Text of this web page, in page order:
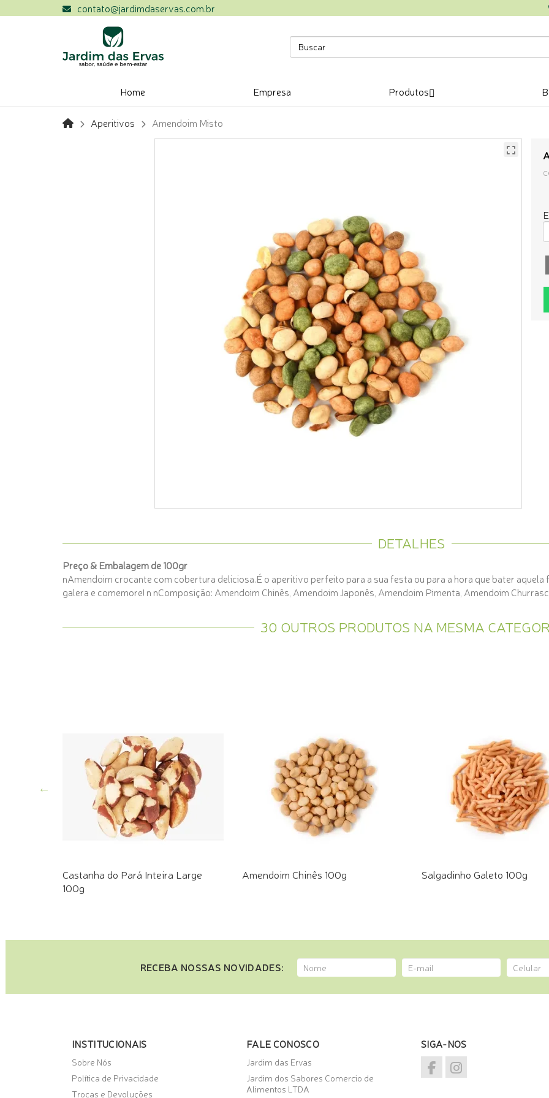
contato@jardimdaservas.com.br
Home Empresa Produtos
Aperitivos Amendoim Misto
DETALHES
Preço & Embalagem de 100gr
nAmendoim crocante com cobertura deliciosa.É o aperitivo perfeito para a sua festa ou para a hora que bater aquela
galera e comemore! n nComposição: Amendoim Chinês, Amendoim Japonês, Amendoim Pimenta, Amendoim
30 OUTROS PRODUTOS NA MESMA
Castanha do Pará Inteira Large
100g
Amendoim Chinês 100g Salgadinho Galeto 100g
RECEBA NOSSAS NOVIDADES:
INSTITUCIONAIS
Sobre Nós
Política de Privacidade
Trocas e Devoluções
FALE CONOSCO
Jardim das Ervas
Jardim dos Sabores Comercio de
Alimentos LTDA
SIGA-NOS